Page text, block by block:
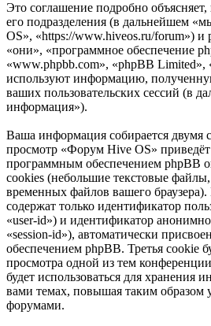
Это соглашение подробно
его подразделения (в дальнейшем
OS», «https://www.hiveos.ru/forum»)
«они», «программное обеспечение
«www.phpbb.com», «phpBB Limited»,
используют информацию,
ваших пользовательских сессий (в
информация»).
Ваша информация собирается двумя
просмотр «Форум Hive OS»
программным обеспечением phpBB
cookies (небольшие текстовые
временных файлов вашего
содержат только идентификатор
«user-id») и идентификатор
«session-id»), автоматически
обеспечением phpBB. Третья cookie
просмотра одной из тем
будет использоваться для хранения
вами темах, повышая таким образом
форумами.